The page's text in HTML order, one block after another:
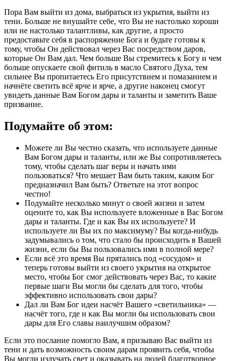
Пора Вам выйти из дома, выбраться из укрытия, выйти из
тени. Больше не внушайте себе, что Вы не настолько хороши
или не настолько талантливы, как другие, а просто
предоставьте себя в распоряжение Бога и будьте готовы к
тому, чтобы Он действовал через Вас посредством даров,
которые Он Вам дал. Чем больше Вы стремитесь к Богу и чем
больше опускаете свой фитиль в масло Святого Духа, тем
сильнее Вы пропитаетесь Его присутствием и помазанием и
начнёте светить всё ярче и ярче, а другие наконец смогут
увидеть данные Вам Богом дары и таланты и заметить Ваше
призвание.
Подумайте об этом:
Можете ли Вы честно сказать, что используете данные
Вам Богом дары и таланты, или же Вы сопротивляетесь
тому, чтобы сделать шаг веры и начать ими
пользоваться? Что мешает Вам быть таким, каким Бог
предназначил Вам быть? Ответьте на этот вопрос
честно!
Подумайте несколько минут о своей жизни и затем
оцените то, как Вы используете вложенные в Вас Богом
дары и таланты. Где и как Вы их используете? И
используете ли Вы их по максимуму? Вы когда-нибудь
задумывались о том, что стало бы происходить в Вашей
жизни, если бы Вы пользовались ими в полной мере?
Если всё это время Вы прятались под «сосудом» и
теперь готовы выйти из своего укрытия на открытое
место, чтобы Бог смог действовать через Вас, то какие
первые шаги Вы могли бы сделать для того, чтобы
эффективно использовать свои дары?
Дал ли Вам Бог идеи насчёт Вашего «светильника» —
насчёт того, где и как Вы могли бы использовать свои
дары для Его славы наилучшим образом?
Если это послание помогло Вам, я призываю Вас выйти из
тени и дать возможность своим дарам проявить себя, чтобы
Вы могли излучать свет и оказывать на людей благотворное